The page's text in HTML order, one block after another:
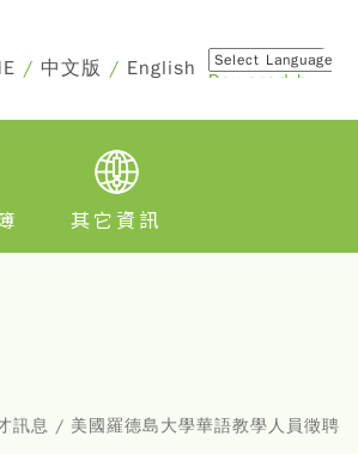
/ 中文版 / English
Powered by
其它資訊
訊息 / 美國羅德島大學華語教學人員徵聘